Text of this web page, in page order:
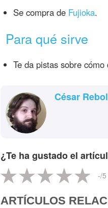
Se compra de Fujioka.
Para qué sirve
Te da pistas sobre
César
¿Te ha gustado el
-/5
ARTÍCULOS